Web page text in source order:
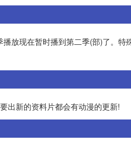
放现在暂时播到第二季(部)了。
出新的资料片都会有动漫的更新!